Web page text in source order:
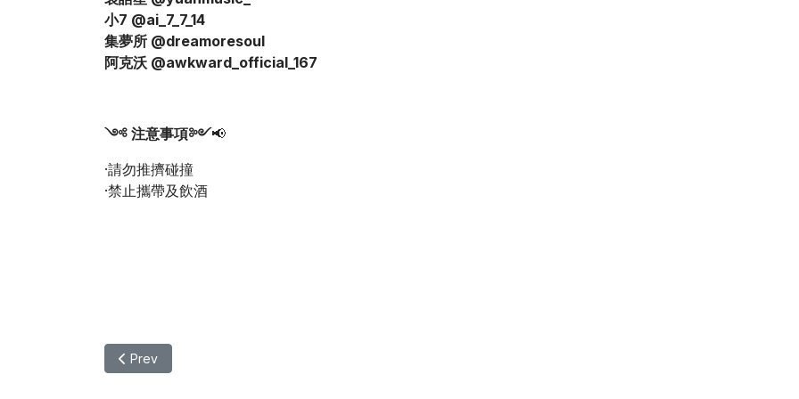
小7 @ai_7_7_14
集夢所 @dreamoresoul
阿克沃 @awkward_official_167
༺ 注意事項༻📢
·請勿推擠碰撞
·禁止攜帶及飲酒
Previous article: 【公告】花Young元智 Open Day
Prev